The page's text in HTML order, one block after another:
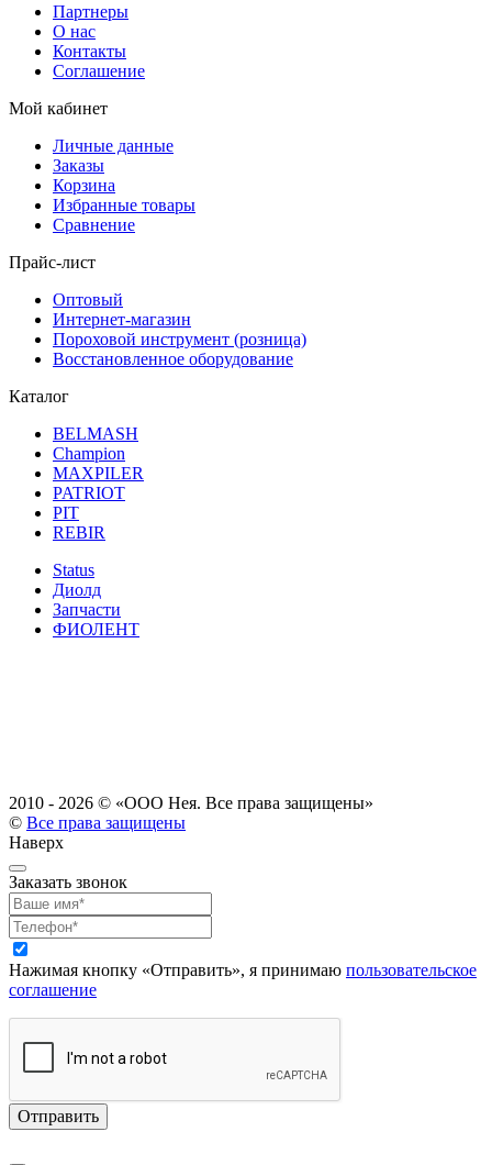
Партнеры
О нас
Контакты
Соглашение
Мой кабинет
Личные данные
Заказы
Корзина
Избранные товары
Сравнение
Прайс-лист
Оптовый
Интернет-магазин
Пороховой инструмент (розница)
Восстановленное оборудование
Каталог
BELMASH
Champion
MAXPILER
PATRIOT
PIT
REBIR
Status
Диолд
Запчасти
ФИОЛЕНТ
2010 - 2026 © «ООО Нея. Все права защищены»
© Все права защищены
Наверх
Заказать звонок
Нажимая кнопку «Отправить», я принимаю пользовательское
соглашение